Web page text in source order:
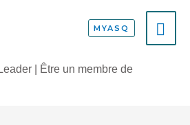
MYASQ
| Être un membre de